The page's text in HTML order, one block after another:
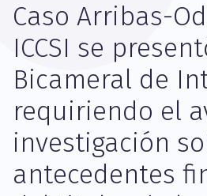
Caso Arribas-
ICCSI se
Bicameral de
requiriendo el
investigación
antecedentes